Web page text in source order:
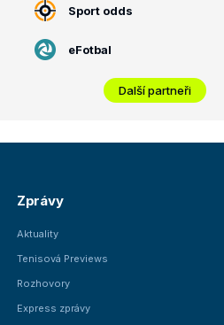
Sport odds
eFotbal
Další partneři
Zprávy
Aktuality
Tenisová Previews
Rozhovory
Express zprávy